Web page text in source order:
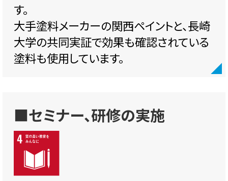
す。
大手塗料メーカーの関西ペイントと、長崎
大学の共同実証で効果も確認されている
塗料も使用しています。
■セミナー、研修の実施